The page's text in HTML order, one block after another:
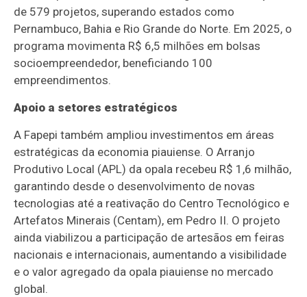
de 579 projetos, superando estados como
Pernambuco, Bahia e Rio Grande do Norte. Em 2025, o
programa movimenta R$ 6,5 milhões em bolsas
socioempreendedor, beneficiando 100
empreendimentos.
Apoio a setores estratégicos
A Fapepi também ampliou investimentos em áreas
estratégicas da economia piauiense. O Arranjo
Produtivo Local (APL) da opala recebeu R$ 1,6 milhão,
garantindo desde o desenvolvimento de novas
tecnologias até a reativação do Centro Tecnológico e
Artefatos Minerais (Centam), em Pedro II. O projeto
ainda viabilizou a participação de artesãos em feiras
nacionais e internacionais, aumentando a visibilidade
e o valor agregado da opala piauiense no mercado
global.